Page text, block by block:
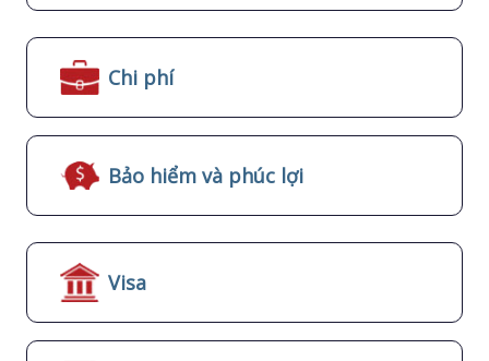
Chi phí
Bảo hiểm và phúc lợi
Visa